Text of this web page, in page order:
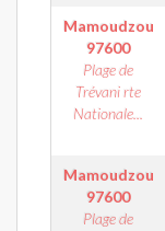
Mamoudzou
97600
Plage de
Trévani rte
Nationale...
Mamoudzou
97600
Plage de